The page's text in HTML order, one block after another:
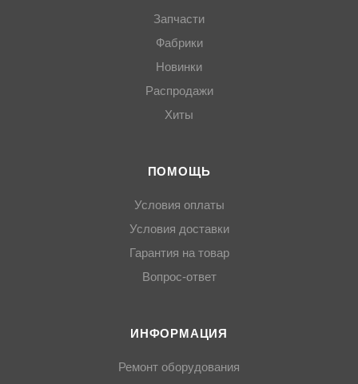
Запчасти
Фабрики
Новинки
Распродажи
Хиты
ПОМОЩЬ
Условия оплаты
Условия доставки
Гарантия на товар
Вопрос-ответ
ИНФОРМАЦИЯ
Ремонт оборудования